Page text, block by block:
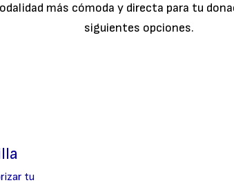
más cómoda y directa para tu
siguientes opciones.
tu